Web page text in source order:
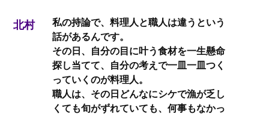
北村
私の持論で、料理人と職人は違うという
話があるんです。
その日、自分の目に叶う食材を一生懸命
探し当てて、自分の考えで一皿一皿つく
っていくのが料理人。
職人は、その日どんなにシケで漁が乏し
くても旬がずれていても、何事もなかっ